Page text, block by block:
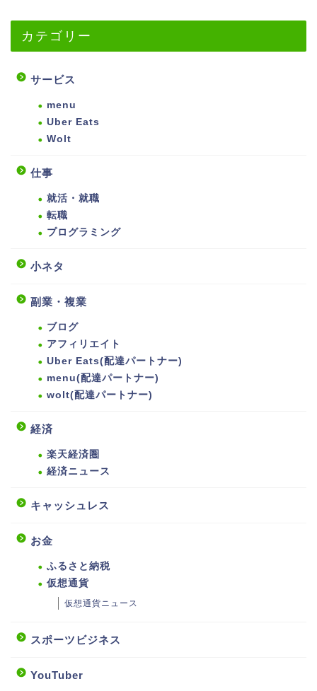
カテゴリー
サービス
menu
Uber Eats
Wolt
仕事
就活・就職
転職
プログラミング
小ネタ
副業・複業
ブログ
アフィリエイト
Uber Eats(配達パートナー)
menu(配達パートナー)
wolt(配達パートナー)
経済
楽天経済圏
経済ニュース
キャッシュレス
お金
ふるさと納税
仮想通貨
仮想通貨ニュース
スポーツビジネス
YouTuber